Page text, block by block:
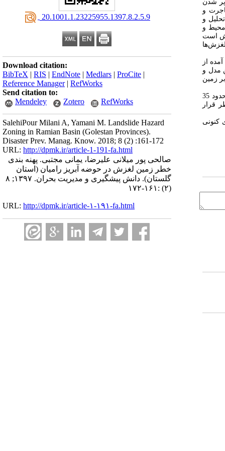
‎ 20.1001.1.23225955.1397.8.2.5.9
Download citation:
BibTeX | RIS | EndNote | Medlars | ProCite |
Reference Manager| RefWorks
Send citation to:
Mendeley
Zotero RefWorks
SalehiPour Milani A, Yamani M. Landslide Hazard
Zoning in Ramian Basin (Golestan Provinces).
Disaster Prev. Manag. Know. 2018; 8 (2) :161-172
URL: http://dpmk.ir/article-1-191-fa.html
صالحی پور میلانی علیرضا، یمانی مجتبی. پهنه بندی
خطر زمین لغزش در حوضه آبریز رامیان (استان
گلستان). دانش پیشگیری و مدیریت بحران. ۱۳۹۷; ۸
(۲) :۱۶۱-۱۷۲
URL: http://dpmk.ir/article-۱-۱۹۱-fa.html
شدن
و
و
محیط و
است
از
مدل و
زمین
: بعد از تجزیه و تحلیل پارامترها با استفاده از ارزش وزن دهی شده، نقشه پهنه بندی خطر زمین لغزش در این حوضه و در 5 طبقه ترسیم گردید. در حدود 35
قرار
کنونی